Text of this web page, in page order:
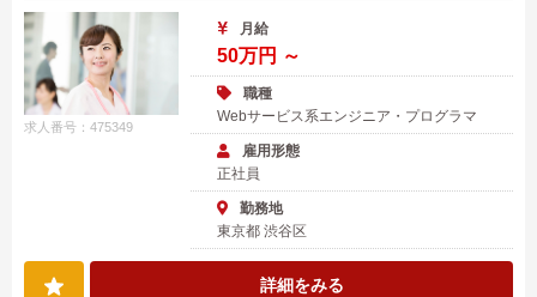
求人番号：475349
月給
50万円 ～
職種
Webサービス系エンジニア・プログラマ
雇用形態
正社員
勤務地
東京都 渋谷区
詳細をみる